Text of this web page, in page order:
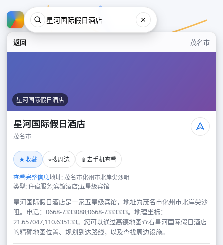
返回 茂名市
星河国际假日酒店
星河国际假日酒店
茂名市
★收藏 ⌖搜周边 📱 去手机查看
查看完整信息地址: 茂名市化州市北岸尖沙咀
类型: 住宿服务;宾馆酒店;五星级宾馆
星河国际假日酒店是一家五星级宾馆，地址为茂名市化州市北岸尖沙
咀。电话：0668-7333088;0668-7333333。地理坐标：
21.657047,110.635133。您可以通过高德地图查看星河国际假日酒店
的精确地图位置、规划到达路线，以及查找周边设施。